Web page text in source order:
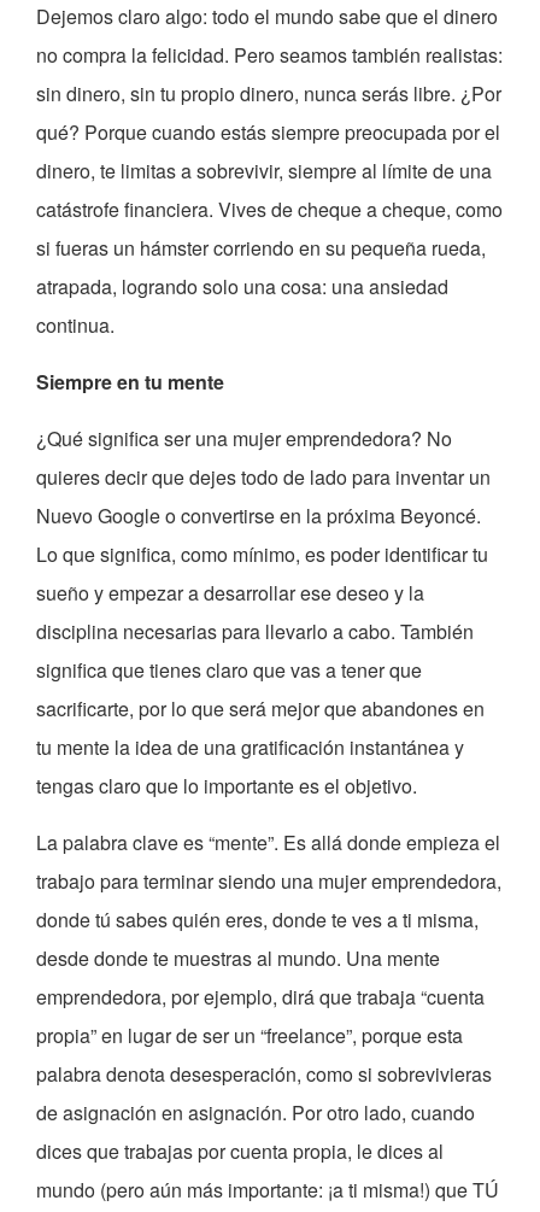
Dejemos claro algo: todo el mundo sabe que el dinero
no compra la felicidad. Pero seamos también realistas:
sin dinero, sin tu propio dinero, nunca serás libre. ¿Por
qué? Porque cuando estás siempre preocupada por el
dinero, te limitas a sobrevivir, siempre al límite de una
catástrofe financiera. Vives de cheque a cheque, como
si fueras un hámster corriendo en su pequeña rueda,
atrapada, logrando solo una cosa: una ansiedad
continua.
Siempre en tu mente
¿Qué significa ser una mujer emprendedora? No
quieres decir que dejes todo de lado para inventar un
Nuevo Google o convertirse en la próxima Beyoncé.
Lo que significa, como mínimo, es poder identificar tu
sueño y empezar a desarrollar ese deseo y la
disciplina necesarias para llevarlo a cabo. También
significa que tienes claro que vas a tener que
sacrificarte, por lo que será mejor que abandones en
tu mente la idea de una gratificación instantánea y
tengas claro que lo importante es el objetivo.
La palabra clave es “mente”. Es allá donde empieza el
trabajo para terminar siendo una mujer emprendedora,
donde tú sabes quién eres, donde te ves a ti misma,
desde donde te muestras al mundo. Una mente
emprendedora, por ejemplo, dirá que trabaja “cuenta
propia” en lugar de ser un “freelance”, porque esta
palabra denota desesperación, como si sobrevivieras
de asignación en asignación. Por otro lado, cuando
dices que trabajas por cuenta propia, le dices al
mundo (pero aún más importante: ¡a ti misma!) que TÚ